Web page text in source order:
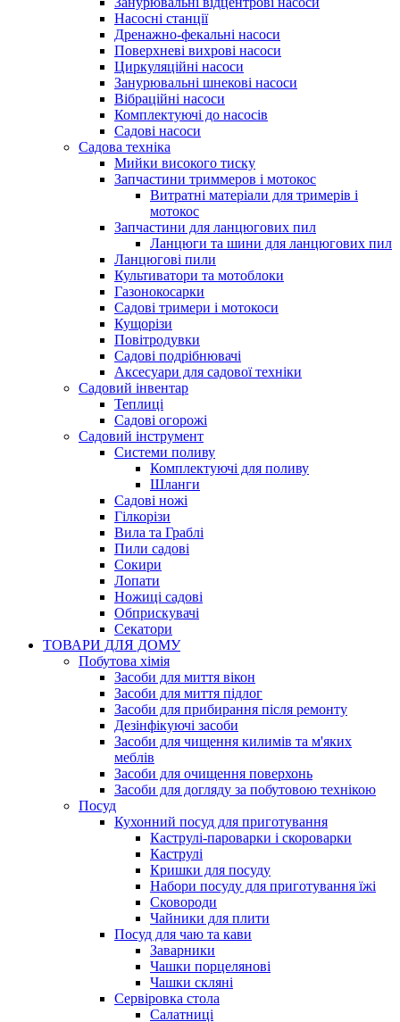
Насосні станції
Дренажно-фекальні насоси
Поверхневі вихрові насоси
Циркуляційні насоси
Занурювальні шнекові насоси
Вібраційні насоси
Комплектуючі до насосів
Cадові насоси
Садова техніка
Мийки високого тиску
Запчастини триммеров і мотокос
Витратні матеріали для тримерів і
мотокос
Запчастини для ланцюгових пил
Ланцюги та шини для ланцюгових пил
Ланцюгові пили
Культиватори та мотоблоки
Газонокосарки
Садові тримери і мотокоси
Кущорізи
Повітродувки
Садові подрібнювачі
Аксесуари для садової техніки
Садовий інвентар
Теплиці
Садові огорожі
Садовий інструмент
Системи поливу
Комплектуючі для поливу
Шланги
Садові ножі
Гілкорізи
Вила та Граблі
Пили садові
Сокири
Лопати
Ножиці садові
Обприскувачі
Секатори
ТОВАРИ ДЛЯ ДОМУ
Побутова хімія
Засоби для миття вікон
Засоби для миття підлог
Засоби для прибирання після ремонту
Дезінфікуючі засоби
Засоби для чищення килимів та м'яких
меблів
Засоби для очищення поверхонь
Засоби для догляду за побутовою технікою
Посуд
Кухонний посуд для приготування
Каструлі-пароварки і скороварки
Каструлі
Кришки для посуду
Набори посуду для приготування їжі
Сковороди
Чайники для плити
Посуд для чаю та кави
Заварники
Чашки порцелянові
Чашки скляні
Сервіровка стола
Салатниці